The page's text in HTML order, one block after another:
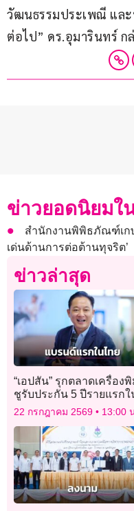
วัฒนธรรมประเพณี แล
ต่อไป” ดร.อุมารินทร์ ก
ข่าวยอดนิยมใ
สำนักงานพิพิธภัณฑ์เก
เด่นด้านการต่อต้านทุจริต’
ข่าวล่าสุด
“เอปสัน” รุกตลาดเครื่อง
ชูรับประกัน 5 ปีรายแรกใ
ไทย
22 กรกฎาคม 2569 13:00